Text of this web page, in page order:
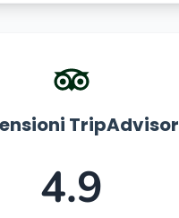
TripAdvisor
4.9